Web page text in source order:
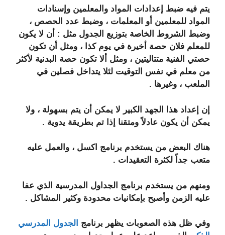
يتم فيه ضبط إعدادات المواد والمعلمين وإسنادات
المواد للمعلمين أو المعلمات ، وضبط عدد الحصص ،
وضبط الشروط الخاصة بتوزيع الجدول مثل : أن لا يكون
للمعلم فلان حصة أخيرة في يوم كذا ، ومثل أن تكون
حصتي الفنية متتاليتين ، ومثل ألا تكون حصة البدنية لأكثر
من معلم في نفس التوقيت لئلا يتداخل فصلين في
الملعب ، وغيرها .
إن إعداد هذا الجهد الكبير لا يمكن أن يتم بسهولة ، ولا
يمكن أن يكون عادلاً ومتقنا إذا تم بطريقة يدوية .
هناك البعض من يستخدم برنامج اكسل ، والعمل عليه
متعب جداً لكثرة التعقيدات .
ومنهم من يستخدم برنامج الجداول المدرسية الذي عفا
عليه الزمن وأصبح بإمكانيات محدودة وكثير المشاكل .
وفي ظل هذه الصعوبات يظهر برنامج الجدول المدرسي